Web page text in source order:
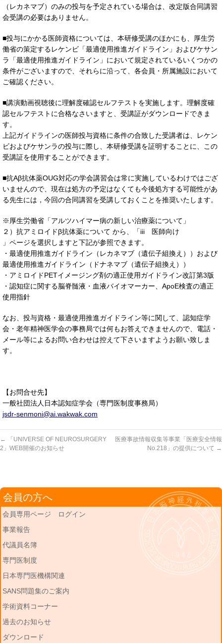
（レカネマブ）のみの投与を予定されている場合は、改定版合同講習
会受講の必要はありません。
■投与にかかる医師資格については、本研修受講のほかにも、厚生労
働省の策定するレケンビ「最適使用推進ガイドライン」およびケサン
ラ「最適使用推進ガイドライン」において規定されているいくつかの
条件がございますので、それらに沿って、各会員・所属施設において
ご確認ください。
■講演動画視聴後に理解度確認セルフテストを実施します。理解度確
認セルフテストに合格なさいますと、受講証がダウンロードできま
す。
上記ガイドラインの医師投与資格に条件の合致した受講者は、レケン
ビおよびケサンラの投与に際し、本研修受講を証明することに、この
受講証を使用することができます。
■抗Aβ抗体薬OUG対応の学会講習会は常に実施しているわけではござ
いませんので、現在は処方の予定はなくても今後処方する可能性があ
る先生には，今回の合同講習を受講しておくことを推奨いたします。
※厚生労働省「アルツハイマー病の新しい治療薬について」
２）抗アミロイドβ抗体薬について から、「iii 医師向け
」ページを選択しますと下記が参照できます。
・最適使用推進ガイドライン（レカネマブ（遺伝子組換え））および
最適使用推進ガイドライン（ドナネマブ（遺伝子組換え））
・アミロイドPETイメージング剤の適正使用ガイドライン改訂第3版
・認知症に関する脳脊髄液・血液バイオマーカー、ApoE検査の適正
使用指針
なお、投与資格・最適使用推進ガイドライン等に関して、認知症学
会・老年精神医学会の事務局では何もお答えできませんので、電話・
メール等によるお問い合わせは控えて下さいますようお願い致しま
す。
【お問合せ先】
一般社団法人日本認知症学会（専門医制度事務局）
jsdr-senmoni@ai.wakwak.com
←
「UNIVERSE OF NEUROSURGERY
2」WEB開催のお知らせ
医療事故情報収集等事業「医療安全情報
No.218」の提供について →
会員の方へ
会員専用ページ ログイン
事業報告
代議員名簿
専門医制度
日本専門医機構関連
SANS問題集のご案内
学術資料コーナー
過去のお知らせ
ダウンロード